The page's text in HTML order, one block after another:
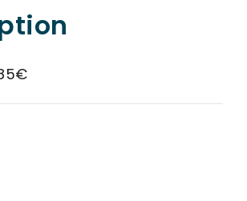
et Démarches en Eure-et-Loir (28)
- Inhumation a Lucé et en Eure-et-Loir
NOTRE AGENCE